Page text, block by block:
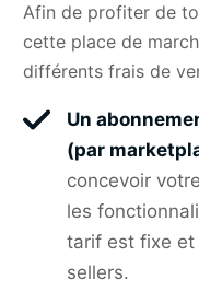
Afin de profiter de
cette place de
différents frais de
Un
(par
concevoir
les
tarif est fixe et
sellers.